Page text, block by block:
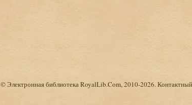
© Электронная библиотека RoyalLib.Com, 2010-2026.